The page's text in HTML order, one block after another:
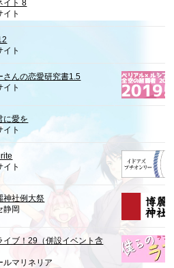
イト 8
イト
イト
さんの恋愛研究書1.5
イト
に愛を
イト
イト
神社例大祭
静岡
イブ！29（併設イベント含
ルマリネリア